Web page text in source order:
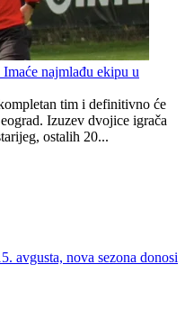
najmlađu ekipu u
tim i definitivno će
Izuzev dvojice igrača
ostalih 20...
avgusta, nova sezona donosi